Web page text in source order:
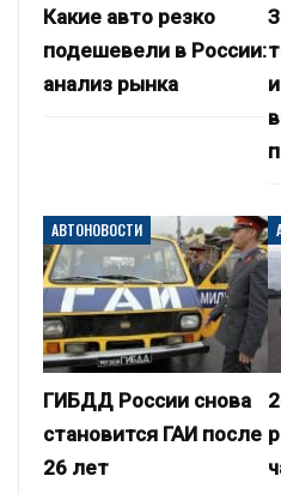
Какие авто резко
подешевели в России:
анализ рынка
АВТОНОВОСТИ
ГИБДД России снова
становится ГАИ после
26 лет